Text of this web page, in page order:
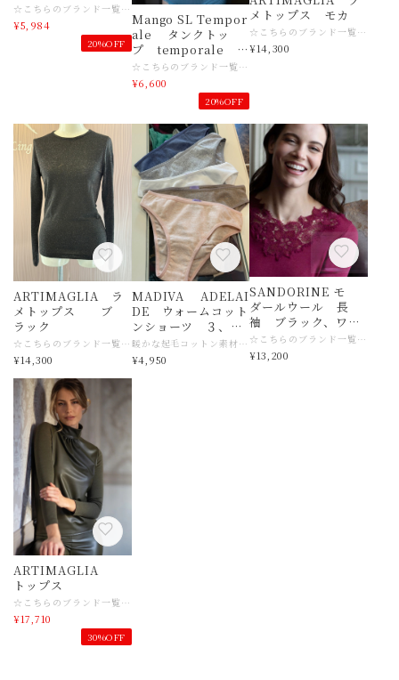
☆こちらのブランド一覧はこちら https://www.slingerie.shop/categories/6206266 【商品名】MADIVA Zanzibar orchidea モダールタンクトップ 【サイズ】XS/Sサイズ 日本Mサイズ目安 【素材】マイクロモダール、ライクラ 【色】オーキッド 【ご注意事項】 モニターの発色の具合によって実際のものと色が異なる場合がございます。 【その他商品説明】 1953年にイタリアのウール生産の中心地であるビエラで創業。イタリアならではのデザイン、クオリティーの高さが人気でたくさんの方に愛されているインナーブランド MADIVAです。 伸縮性に富むニット製品を得意とし、保温性・放湿性に優れたシルクウールのアイテムが特に絶大な人気を誇ります。 最高級レースとの組み合わせで、より華やかで氣品のある女性らしさも引き立たせてくれます。 ARTIMAGLIAは、MADIVAのファッショナブルなセカンドブランドです。 シーズンごとに変わるArtimagliaコレクションのファッショナブルなコレクションには 特に高級素材が使用されています。 メリノウールとマルベリーシルクに、ヨーロッパ産の上質なレースを組み合わせ、時代を超越した美しさ、用途の広さ、そしてワードローブに欠かせない上質なウェアを生み出しています
¥5,984
20%OFF
Mango SL Tempor
ale タンクトッ
プ temporale ３
サイズ madiva ☆こちらのブランド一覧はこちら https://www.slingerie.shop/categories/6206266 【商品名】MADIVA Mango SL Temporale タンクトップ 【サイズ】3サイズ 日本M〜Lサイズ目安 【素材】コットン 【色】temporale 【ご注意事項】 モニターの発色の具合によって実際のものと色が異なる場合がございます。 【その他商品説明】 1953年にイタリアのウール生産の中心地であるビエラで創業。イタリアならではのデザイン、クオリティーの高さが人気でたくさんの方に愛されているインナーブランド MADIVAです。 伸縮性に富むニット製品を得意とし、保温性・放湿性に優れたシルクウールのアイテムが特に絶大な人気を誇ります。 最高級レースとの組み合わせで、より華やかで氣品のある女性らしさも引き立たせてくれます。 ARTIMAGLIAは、MADIVAのファッショナブルなセカンドブランドです。 シーズンごとに変わるArtimagliaコレクションのファッショナブルなコレクションには 特に高級素材が使用されています。 メリノウールとマルベリーシルクに、ヨーロッパ産の上質なレースを組み合わせ、時代を超越した美しさ、用途の広さ、そしてワードローブに欠かせない上質なウェアを生み出しています
¥6,600
20%OFF
メトップス モカ
☆こちらのブランド一覧はこちら https://www.slingerie.shop/categories/6206266 【商品名】ARTIMAGLIA ラメトップス 【サイズ】３サイズ 日本Mサイズ〜Lサイズ目安 ☆サイズ感がご不明な場合は、どうぞ店舗へお問い合わせくださいませ 【素材】レーヨン、ナイロン、ポリウレタン 【色】モカ 【ご注意事項】 モニターの発色の具合によって実際のものと色が異なる場合がございます。 【その他商品説明】 1953年にイタリアのウール生産の中心地であるビエラで創業。イタリアならではのデザイン、クオリティーの高さが人気でたくさんの方に愛されているインナーブランド MADIVAです。 伸縮性に富むニット製品を得意とし、保温性・放湿性に優れたシルクウールのアイテムが特に絶大な人気を誇ります。 最高級レースとの組み合わせで、より華やかで氣品のある女性らしさも引き立たせてくれます。 ARTIMAGLIAは、MADIVAのファッショナブルなセカンドブランドです。 シーズンごとに変わるArtimagliaコレクションのファッショナブルなコレクションには 特に高級素材が使用されています。 メリノウールとマルベリーシルクに、ヨーロッパ産の上質なレースを組み合わせ、時代を超越した美しさ、用途の広さ、そしてワードローブに欠かせない上質なウェアを生み出しています
¥14,300
ARTIMAGLIA ラ
メトップス ブ
ラック
☆こちらのブランド一覧はこちら https://www.slingerie.shop/categories/6206266 【商品名】ARTIMAGLIA ラメトップス 【サイズ】３サイズ 日本M〜Lサイズ目安 ☆サイズ感がご不明な場合は、どうぞ店舗へお問い合わせくださいませ 【素材】レーヨン、ナイロン、ポリウレタン 【色】ブラック 【ご注意事項】 モニターの発色の具合によって実際のものと色が異なる場合がございます。 【その他商品説明】 1953年にイタリアのウール生産の中心地であるビエラで創業。イタリアならではのデザイン、クオリティーの高さが人気でたくさんの方に愛されているインナーブランド MADIVAです。 伸縮性に富むニット製品を得意とし、保温性・放湿性に優れたシルクウールのアイテムが特に絶大な人気を誇ります。 最高級レースとの組み合わせで、より華やかで氣品のある女性らしさも引き立たせてくれます。 ARTIMAGLIAは、MADIVAのファッショナブルなセカンドブランドです。 シーズンごとに変わるArtimagliaコレクションのファッショナブルなコレクションには 特に高級素材が使用されています。 メリノウールとマルベリーシルクに、ヨーロッパ産の上質なレースを組み合わせ、時代を超越した美しさ、用途の広さ、そしてワードローブに欠かせない上質なウェアを生み出しています
¥14,300
MADIVA ADELAI
DE ウォームコット
ンショーツ ３、４
サイズ
暖かな起毛コットン素材コレクション ADELAIDE 心地よい温もりで包み込むようなショーツ♡ ほんのりコットン起毛です♡ ☆こちらのブランド一覧はこちら https://www.slingerie.shop/categories/6206266 【商品名】 MADIVA ウォームコットンショーツ 【サイズ】MADIVA ３サイズ 日本M〜Lサイズ目安 ４サイズ 日本L目安 サイズ感がご不明な場合は店舗へお問い合わせくださいませ。 【素材】コットン 【色】ホワイト、ブラック、サッビア、ペタロ、オルテンシア、グリジオ 【ご注意事項】 モニターの発色の具合によって実際のものと色が異なる場合がございます。 【その他商品説明】 1953年にイタリアのウール生産の中心地であるビエラで創業。イタリアならではのデザイン、クオリティーの高さが人気でたくさんの方に愛されているインナーブランド MADIVAです。 伸縮性に富むニット製品を得意とし、保温性・放湿性に優れたシルクウールのアイテムが特に絶大な人気を誇ります。 最高級レースとの組み合わせで、より華やかで氣品のある女性らしさも引き立たせてくれます。 ARTIMAGLIAは、MADIVAのファッショナブルなセカンドブランドです。 シーズンごとに変わるArtimagliaコレクションのファッショナブルなコレクションには 特に高級素材が使用されています。 メリノウールとマルベリーシルクに、ヨーロッパ産の上質なレースを組み合わせ、時代を超越した美しさ、用途の広さ、そしてワードローブに欠かせない上質なウェアを生み出しています
¥4,950
SANDORINE モ
ダールウール 長
袖 ブラック、ワイ
ン ３サイズ mad
iva
☆こちらのブランド一覧はこちら https://www.slingerie.shop/categories/6206266 【商品名】MADIVA SANDORINE 長袖トップス モダールウール 【サイズ】3サイズ 日本M〜Lサイズ目安 【素材】モダール８０ ウール２０ 【色】ブラック、ワイン 【ご注意事項】 モニターの発色の具合によって実際のものと色が異なる場合がございます。 【その他商品説明】 1953年にイタリアのウール生産の中心地であるビエラで創業。イタリアならではのデザイン、クオリティーの高さが人気でたくさんの方に愛されているインナーブランド MADIVAです。 伸縮性に富むニット製品を得意とし、保温性・放湿性に優れたシルクウールのアイテムが特に絶大な人気を誇ります。 最高級レースとの組み合わせで、より華やかで氣品のある女性らしさも引き立たせてくれます。 ARTIMAGLIAは、MADIVAのファッショナブルなセカンドブランドです。 シーズンごとに変わるArtimagliaコレクションのファッショナブルなコレクションには 特に高級素材が使用されています。 メリノウールとマルベリーシルクに、ヨーロッパ産の上質なレースを組み合わせ、時代を超越した美しさ、用途の広さ、そしてワードローブに欠かせない上質なウェアを生み出しています
¥13,200
ARTIMAGLIA
トップス
☆こちらのブランド一覧はこちら https://www.slingerie.shop/categories/6206266 【商品名】ARTIMAGLIA トップス 【サイズ】イタリア ２サイズ（日本サイズ目安Mサイズ目安） 【素材】背中、腕箇所は ウール７０ シルク３０ フェイクレザーのデザイン箇所はポリエステル ポリウレタン、スパンデックス 【色】カーキ 【ご注意事項】 モニターの発色の具合によって実際のものと色が異なる場合がございます。 【その他商品説明】 1953年にイタリアのウール生産の中心地であるビエラで創業。イタリアならではのデザイン、クオリティーの高さが人気でたくさんの方に愛されているインナーブランドです。 伸縮性に富むニット製品を得意とし、保温性・放湿性に優れたシルクウールのアイテムが特に絶大な人気を誇ります。 最高級レースとの組み合わせで、より華やかで気品のある女性らしさも引き立たせてくれます。 ARTIMAGLIAは、MADIVAのファッショナブルなセカンドブランドです。 シーズンごとに変わるArtimagliaコレクションのファッショナブルなコレクションには 特に高級素材が使用されています。 メリノウールとマルベリーシルクに、ヨーロッパ産の上質なレースを組み合わせ、時代を超越した美しさ、用途の広さ、そしてワードローブに欠かせない上質なウェアを生み出しています
¥17,710
30%OFF